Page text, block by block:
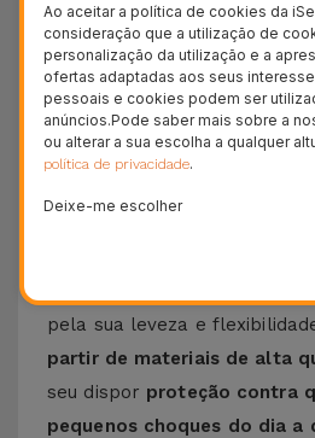
Com um design minimalista
funcional, esta capa oferece
ao seu telemóvel a que se
sem descurar o design
do seu telemóvel da
Descubra as vantagens
pela sua leveza e
partir de materiais de alta
seu dispor proteção contra
pequenos choques do dia a
Ao aceitar a política de cookies da
consideração que a utilização de
personalização da utilização e a
ofertas adaptadas aos seus
pessoais e cookies podem ser
anúncios.Pode saber mais sobre a
ou alterar a sua escolha a qualquer
política de privacidade.
Deixe-me escolher